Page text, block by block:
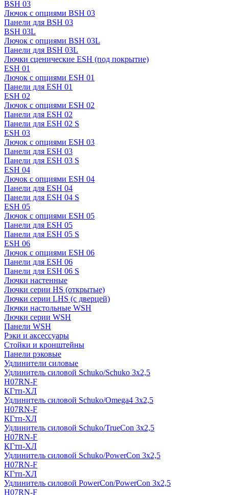
BSH 03
Лючок с опциями BSH 03
Панели для BSH 03
BSH 03L
Лючок с опциями BSH 03L
Панели для BSH 03L
Лючки сценические ESH (под покрытие)
ESH 01
Лючок с опциями ESH 01
Панели для ESH 01
ESH 02
Лючок с опциями ESH 02
Панели для ESH 02
Панели для ESH 02 S
ESH 03
Лючок с опциями ESH 03
Панели для ESH 03
Панели для ESH 03 S
ESH 04
Лючок с опциями ESH 04
Панели для ESH 04
Панели для ESH 04 S
ESH 05
Лючок с опциями ESH 05
Панели для ESH 05
Панели для ESH 05 S
ESH 06
Лючок с опциями ESH 06
Панели для ESH 06
Панели для ESH 06 S
Лючки настенные
Лючки серии HS (открытые)
Лючки серии LHS (с дверцей)
Лючки настольные WSH
Лючки серии WSH
Панели WSH
Рэки и аксессуары
Стойки и кронштейны
Панели рэковые
Удлинители силовые
Удлинитель силовой Schuko/Schuko 3х2,5
H07RN-F
КГтп-ХЛ
Удлинитель силовой Schuko/Omega4 3х2,5
H07RN-F
КГтп-ХЛ
Удлинитель силовой Schuko/TrueCon 3х2,5
H07RN-F
КГтп-ХЛ
Удлинитель силовой Schuko/PowerCon 3х2,5
H07RN-F
КГтп-ХЛ
Удлинитель силовой PowerCon/PowerCon 3х2,5
H07RN-F